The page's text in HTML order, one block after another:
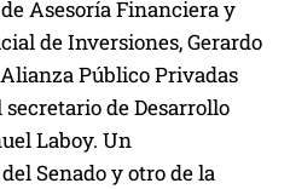
Asesoría Financiera y
de Inversiones, Gerardo
Público Privadas
de Desarrollo
Laboy. Un
Senado y otro de la